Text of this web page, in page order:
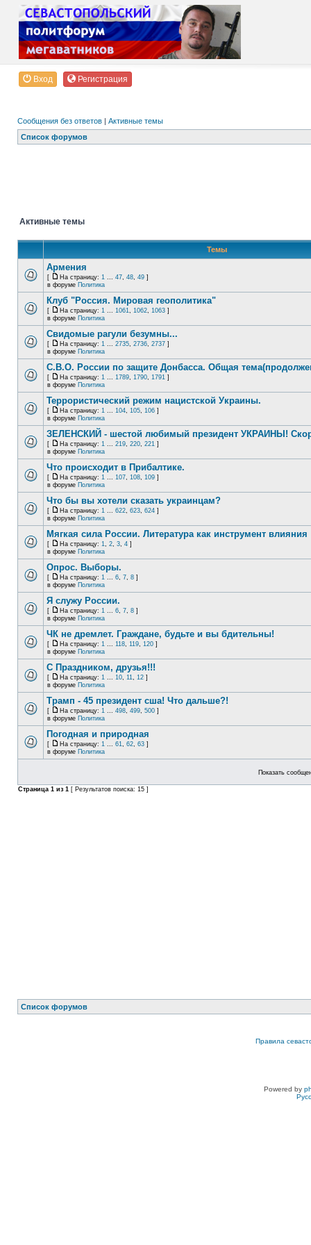
Вход Регистрация
Сообщения без ответов | Активные темы
Список форумов
Активные темы
Темы
Армения
[ На страницу: 1 ... 47, 48, 49 ]
в форуме Политика
Клуб "Россия. Мировая геополитика"
[ На страницу: 1 ... 1061, 1062, 1063 ]
в форуме Политика
Свидомые рагули безумны...
[ На страницу: 1 ... 2735, 2736, 2737 ]
в форуме Политика
С.В.О. России по защите Донбасса. Общая
[ На страницу: 1 ... 1789, 1790, 1791 ]
в форуме Политика
Террористический режим нацистской Украины.
[ На страницу: 1 ... 104, 105, 106 ]
в форуме Политика
ЗЕЛЕНСКИЙ - шестой любимый президент УКРАИНЫ!
[ На страницу: 1 ... 219, 220, 221 ]
в форуме Политика
Что происходит в Прибалтике.
[ На страницу: 1 ... 107, 108, 109 ]
в форуме Политика
Что бы вы хотели сказать украинцам?
[ На страницу: 1 ... 622, 623, 624 ]
в форуме Политика
Мягкая сила России. Литература как инструмент влияния
[ На страницу: 1, 2, 3, 4 ]
в форуме Политика
Опрос. Выборы.
[ На страницу: 1 ... 6, 7, 8 ]
в форуме Политика
Я служу России.
[ На страницу: 1 ... 6, 7, 8 ]
в форуме Политика
ЧК не дремлет. Граждане, будьте и вы бдительны!
[ На страницу: 1 ... 118, 119, 120 ]
в форуме Политика
С Праздником, друзья!!!
[ На страницу: 1 ... 10, 11, 12 ]
в форуме Политика
Трамп - 45 президент сша! Что дальше?!
[ На страницу: 1 ... 498, 499, 500 ]
в форуме Политика
Погодная и природная
[ На страницу: 1 ... 61, 62, 63 ]
в форуме Политика
Показать
Страница 1 из 1 [ Результатов поиска: 15 ]
Список форумов
Правила
Powered by